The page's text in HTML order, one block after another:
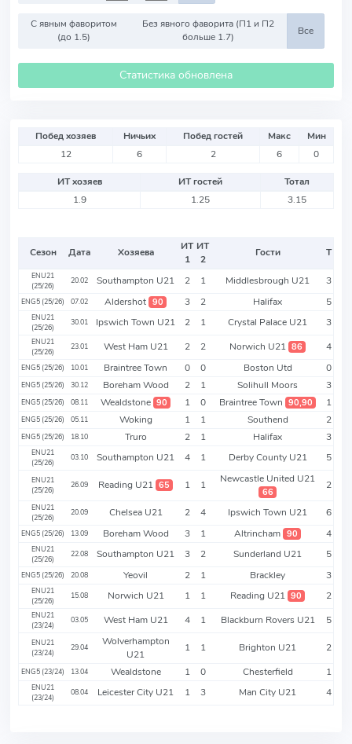
С явным фаворитом
(до 1.5)
Без явного фаворита (П1 и П2
больше 1.7)
Все
Статистика обновлена
Побед хозяев Ничьих Побед гостей Макс
Мин
12
6 2 6 0
ИТ хозяев ИТ гостей
Тотал
1.9
1.25 3.15
Сезон Дата Хозяева
ИТ
1
ИТ
2
Гости Т
ENU21
(25/26)
20.02 Southampton U21 2 1 Middlesbrough U21 3
ENG5 (25/26) 07.02 Aldershot 90 3 2 Halifax 5
ENU21
(25/26)
30.01 Ipswich Town U21 2 1 Crystal Palace U21 3
ENU21
(25/26)
23.01 West Ham U21 2 2 Norwich U21 86 4
ENG5 (25/26) 10.01 Braintree Town 0 0 Boston Utd 0
ENG5 (25/26) 30.12 Boreham Wood 2 1 Solihull Moors 3
ENG5 (25/26) 08.11 Wealdstone 90 1 0 Braintree Town 90,90 1
ENG5 (25/26) 05.11 Woking 1 1 Southend 2
ENG5 (25/26) 18.10 Truro 2 1 Halifax 3
ENU21
(25/26)
03.10 Southampton U21 4 1 Derby County U21 5
ENU21
(25/26)
26.09 Reading U21 65 1 1 Newcastle United U21
66
2
ENU21
(25/26)
20.09 Chelsea U21 2 4 Ipswich Town U21 6
ENG5 (25/26) 13.09 Boreham Wood 3 1 Altrincham 90 4
ENU21
(25/26)
22.08 Southampton U21 3 2 Sunderland U21 5
ENG5 (25/26) 20.08 Yeovil 2 1 Brackley 3
ENU21
(25/26)
15.08 Norwich U21 1 1 Reading U21 90 2
ENU21
(23/24)
03.05 West Ham U21 4 1 Blackburn Rovers U21 5
ENU21
(23/24)
29.04
Wolverhampton
U21
1 1 Brighton U21 2
ENG5 (23/24) 13.04 Wealdstone 1 0 Chesterfield 1
ENU21
(23/24)
08.04 Leicester City U21 1 3 Man City U21 4